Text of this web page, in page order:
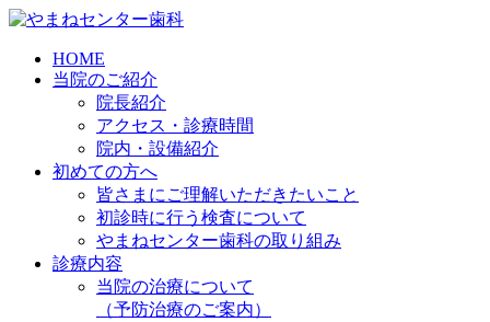
HOME
当院のご紹介
院長紹介
アクセス・診療時間
院内・設備紹介
初めての方へ
皆さまにご理解いただきたいこと
初診時に行う検査について
やまねセンター歯科の取り組み
診療内容
当院の治療について
（予防治療のご案内）